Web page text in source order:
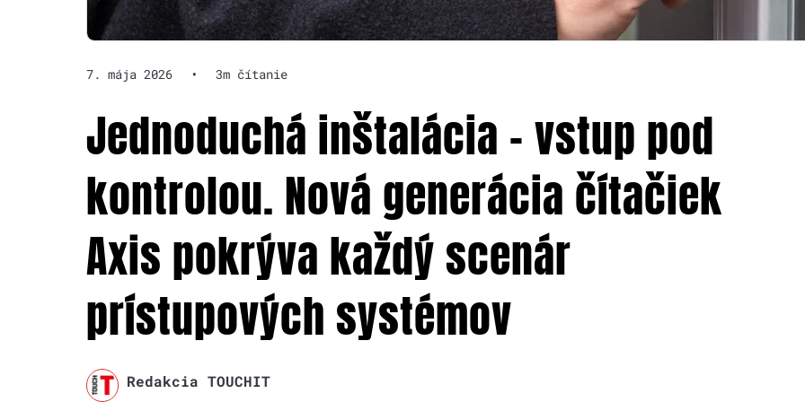
7. mája 2026 • 3m čítanie
Jednoduchá inštalácia – vstup pod
kontrolou. Nová generácia čítačiek
Axis pokrýva každý scenár
prístupových systémov
Redakcia TOUCHIT